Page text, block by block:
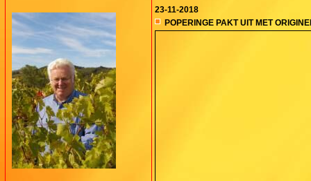
23-11-2018
POPERINGE PAKT UIT MET